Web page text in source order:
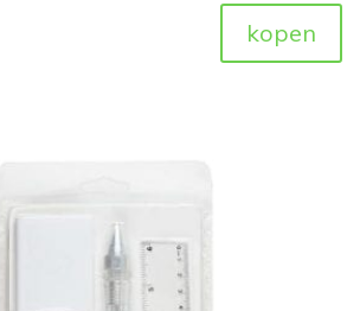
kopen